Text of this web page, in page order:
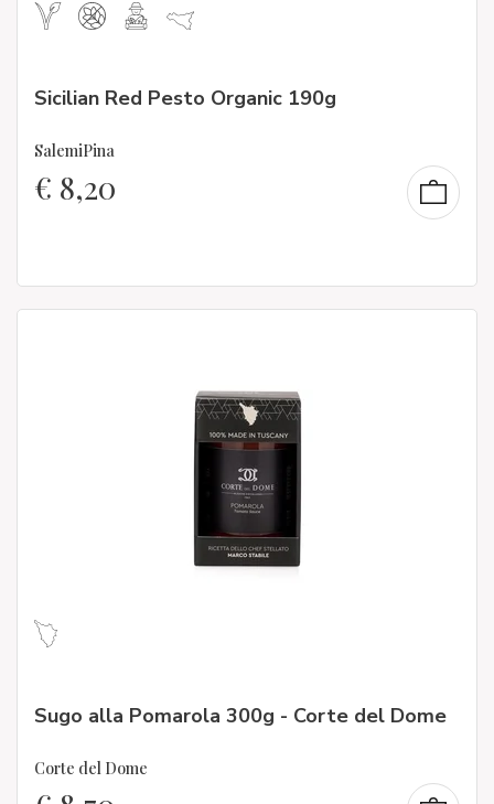
Sicilian Red Pesto Organic 190g
SalemiPina
€ 8,20
Sugo alla Pomarola 300g - Corte del Dome
Corte del Dome